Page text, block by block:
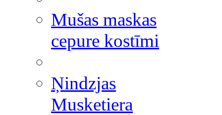
Mušas maskas
cepure kostīmi
Ņindzjas
Musketiera